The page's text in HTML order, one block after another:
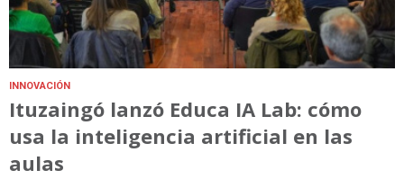
INNOVACIÓN
Ituzaingó lanzó Educa IA Lab: cómo
usa la inteligencia artificial en las
aulas